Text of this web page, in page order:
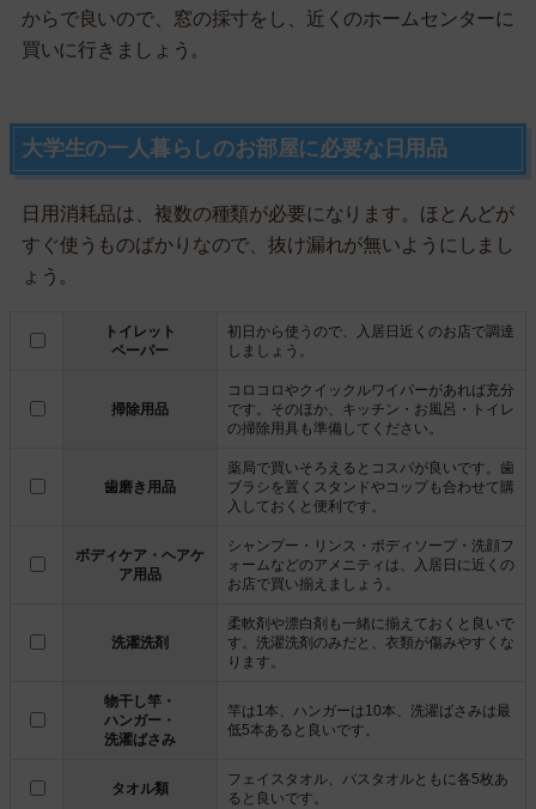
からで良いので、窓の採寸をし、近くのホームセンターに
買いに行きましょう。
大学生の一人暮らしのお部屋に必要な日用品
日用消耗品は、複数の種類が必要になります。ほとんどが
すぐ使うものばかりなので、抜け漏れが無いようにしまし
ょう。
トイレット
ペーパー
初日から使うので、入居日近くのお店で調達
しましょう。
掃除用品
コロコロやクイックルワイパーがあれば充分
です。そのほか、キッチン・お風呂・トイレ
の掃除用具も準備してください。
歯磨き用品
薬局で買いそろえるとコスパが良いです。歯
ブラシを置くスタンドやコップも合わせて購
入しておくと便利です。
ボディケア・ヘアケ
ア用品
シャンプー・リンス・ボディソープ・洗顔フ
ォームなどのアメニティは、入居日に近くの
お店で買い揃えましょう。
洗濯洗剤
柔軟剤や漂白剤も一緒に揃えておくと良いで
す。洗濯洗剤のみだと、衣類が傷みやすくな
ります。
物干し竿・
ハンガー・
洗濯ばさみ
竿は1本、ハンガーは10本、洗濯ばさみは最
低5本あると良いです。
タオル類
フェイスタオル、バスタオルともに各5枚あ
ると良いです。